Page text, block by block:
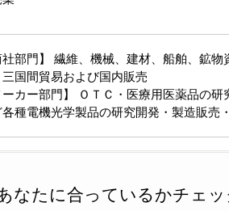
社部門】 繊維、機械、建材、船舶、鉱
三国間貿易および国内販売
ーカー部門】 ＯＴＣ・医療用医薬品の
各種電機光学製品の研究開発・製造販売
なたに合っているかチェッ